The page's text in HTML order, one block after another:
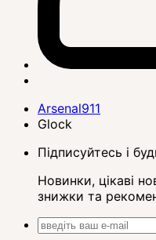
Arsenal911
Glock
Підписуйтесь і
Новинки, цікаві
знижки та